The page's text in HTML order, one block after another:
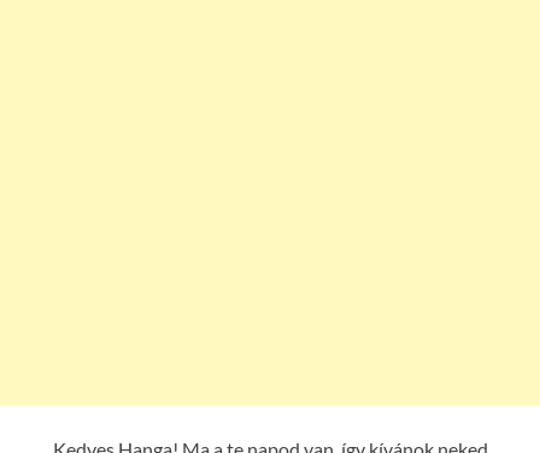
Kedves Hanga! Ma a te napod van, így kívánok neked